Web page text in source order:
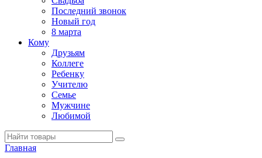
Последний звонок
Новый год
8 марта
Кому
Друзьям
Коллеге
Ребенку
Учителю
Семье
Мужчине
Любимой
Главная